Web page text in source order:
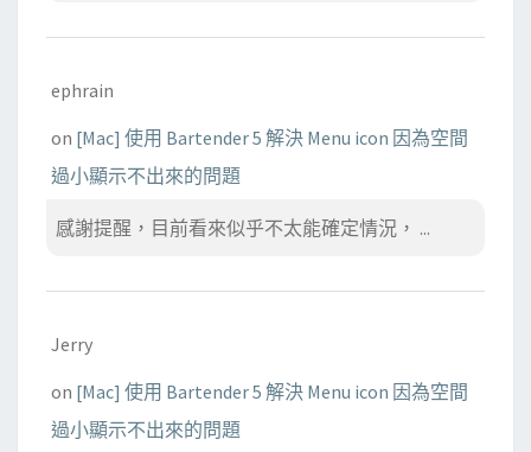
ephrain
on [Mac] 使用 Bartender 5 解決 Menu icon 因為空間
過小顯示不出來的問題
感謝提醒，目前看來似乎不太能確定情況， ...
Jerry
on [Mac] 使用 Bartender 5 解決 Menu icon 因為空間
過小顯示不出來的問題